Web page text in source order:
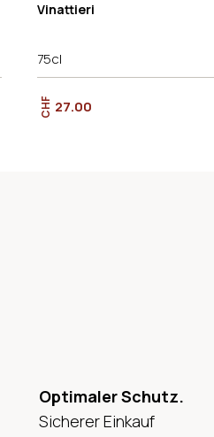
Vinattieri
75cl
CHF 27.00
Optimaler Schutz.
Sicherer Einkauf